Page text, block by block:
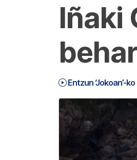
Iñaki
Entzun ‘Jokoan’-